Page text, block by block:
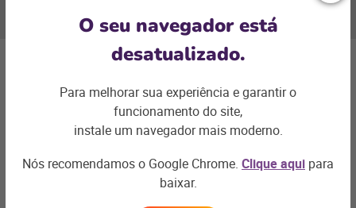
Degust APP
Próxima
O seu navegador está
desatualizado.
Para melhorar sua experiência e garantir o
funcionamento do site,
instale um navegador mais moderno.
Nós recomendamos o Google Chrome. Clique aqui para
baixar.